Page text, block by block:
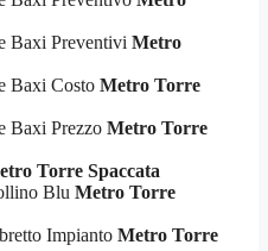
Baxi Preventivi Metro
Baxi Costo Metro Torre
Baxi Prezzo Metro Torre
Torre Spaccata
Blu Metro Torre
Impianto Metro Torre